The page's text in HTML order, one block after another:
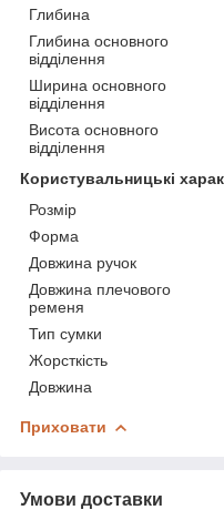
Глибина
Глибина основного
відділення
Ширина основного
відділення
Висота основного
відділення
Користувальницькі
Розмір
Форма
Довжина ручок
Довжина плечового
ременя
Тип сумки
Жорсткість
Довжина
Приховати
Умови доставки